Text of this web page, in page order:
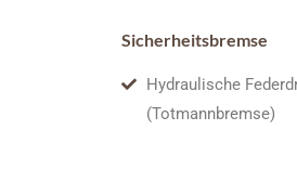
Sicherheitsbremse
Hydraulische
(Totmannbremse)